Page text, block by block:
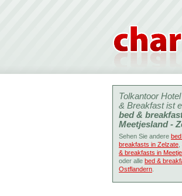
Tolkantoor
& Breakfast ist
bed &
Meetjesland -
Sehen Sie andere
breakfasts in Zelzate
& breakfasts in
oder alle bed &
Ostflandern